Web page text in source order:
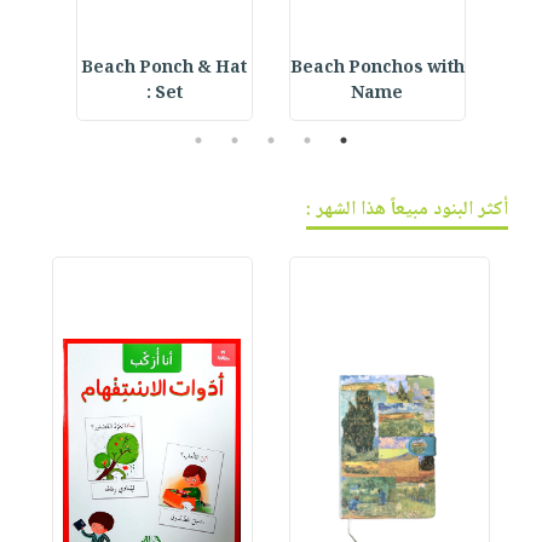
Beach Ponchos with
Name
Beach Ponch & Hat
Set :
1
2
3
4
5
أكثر البنود مبيعاً هذا الشهر :